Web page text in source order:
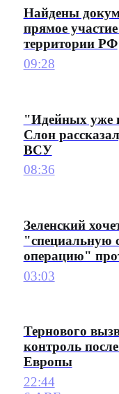
Найдены
прямое
территории РФ
09:28
"Идейных уже
Слон
ВСУ
08:36
Зеленский
"специальную
операцию"
03:03
Тернового
контроль
Европы
22:44